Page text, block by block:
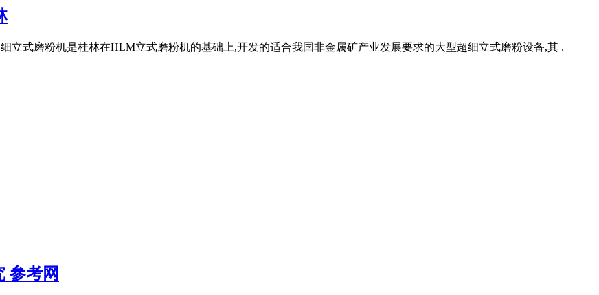
立式磨粉机是桂林在HLM立式磨粉机的基础上,开发的适合我国非金属矿产业发展要求的大型超细立式磨粉设备,其 .
参考网